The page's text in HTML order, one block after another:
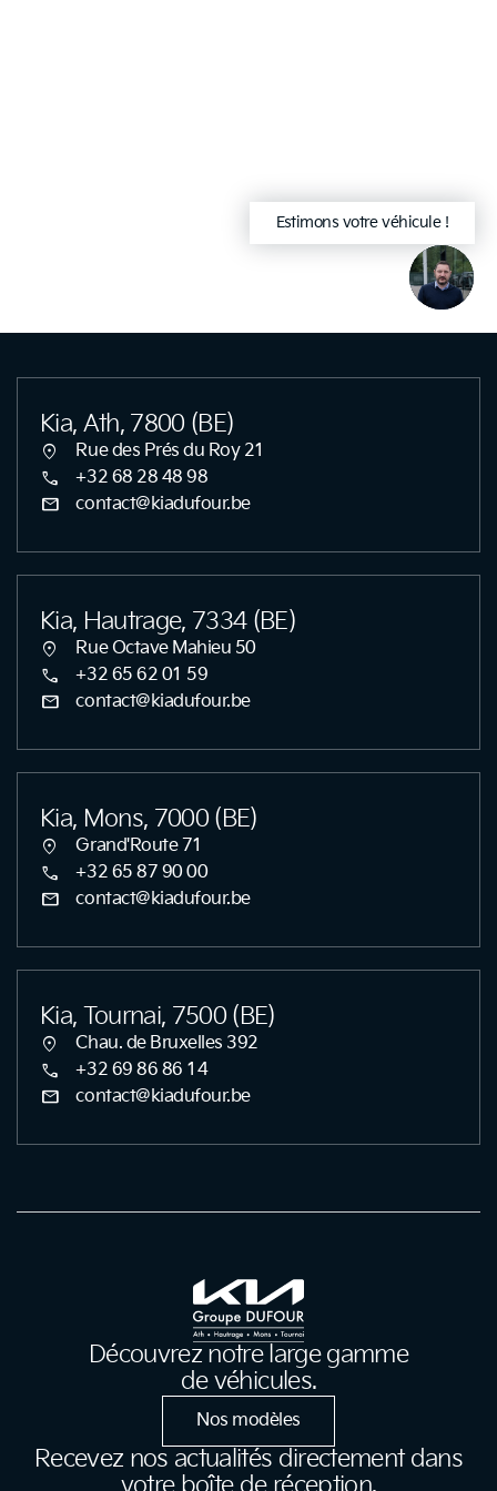
Estimons votre véhicule !
arrow_drop_down
close
Kia, Ath, 7800 (BE)
location_on Rue des Prés du Roy 21
call +32 68 28 48 98
mail contact@kiadufour.be
Kia, Hautrage, 7334 (BE)
location_on Rue Octave Mahieu 50
call +32 65 62 01 59
mail contact@kiadufour.be
Kia, Mons, 7000 (BE)
location_on Grand'Route 71
call +32 65 87 90 00
mail contact@kiadufour.be
Kia, Tournai, 7500 (BE)
location_on Chau. de Bruxelles 392
call +32 69 86 86 14
mail contact@kiadufour.be
Découvrez notre large gamme
de véhicules.
Nos modèles
Recevez nos actualités directement dans